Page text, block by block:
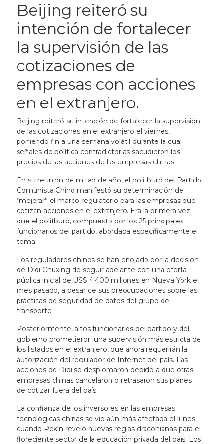
Beijing reiteró su
intención de fortalecer
la supervisión de las
cotizaciones de
empresas con acciones
en el extranjero.
Beijing reiteró su intención de fortalecer la supervisión
de las cotizaciones en el extranjero el viernes,
poniendo fin a una semana volátil durante la cual
señales de política contradictorias sacudieron los
precios de las acciones de las empresas chinas.
En su reunión de mitad de año, el politburó del Partido
Comunista Chino manifestó su determinación de
“mejorar” el marco regulatorio para las empresas que
cotizan acciones en el extranjero. Era la primera vez
que el politburó, compuesto por los 25 principales
funcionarios del partido, abordaba específicamente el
tema.
Los reguladores chinos se han enojado por la decisión
de Didi Chuxing de seguir adelante con una oferta
pública inicial de US$ 4.400 millones en Nueva York el
mes pasado, a pesar de sus preocupaciones sobre las
prácticas de seguridad de datos del grupo de
transporte .
Posteriormente, altos funcionarios del partido y del
gobierno prometieron una supervisión más estricta de
los listados en el extranjero, que ahora requerirán la
autorización del regulador de Internet del país. Las
acciones de Didi se desplomaron debido a que otras
empresas chinas cancelaron o retrasaron sus planes
de cotizar fuera del país.
La confianza de los inversores en las empresas
tecnológicas chinas se vio aún más afectada el lunes
cuando Pekín reveló nuevas reglas draconianas para el
floreciente sector de la educación privada del país. Los